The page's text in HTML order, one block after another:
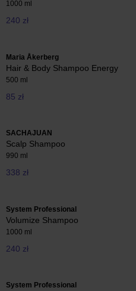
1000 ml
240 zł
Maria Åkerberg
Hair & Body Shampoo Energy
500 ml
85 zł
SACHAJUAN
Scalp Shampoo
990 ml
338 zł
System Professional
Volumize Shampoo
1000 ml
240 zł
System Professional